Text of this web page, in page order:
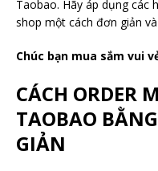
Taobao. Hãy áp dụng các
shop một cách đơn giản
Chúc bạn mua sắm vui
CÁCH ORDER
TAOBAO
GIẢN